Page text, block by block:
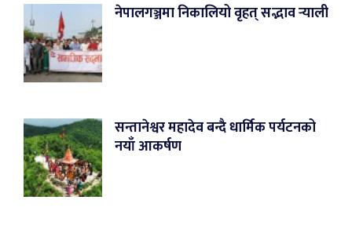
नेपालगञ्जमा निकालियो वृहत् सद्भाव र्‍याली
सन्तानेश्वर महादेव बन्दै धार्मिक पर्यटनको
नयाँ आकर्षण